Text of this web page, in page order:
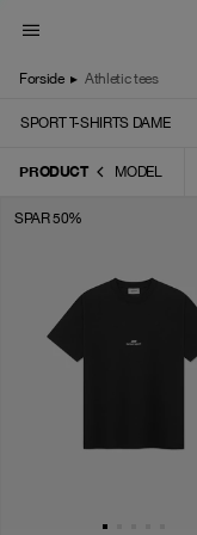
Forside ▸ Athletic tees
SPORT T-SHIRTS DAME
PRODUCT MODEL
SPAR 50%